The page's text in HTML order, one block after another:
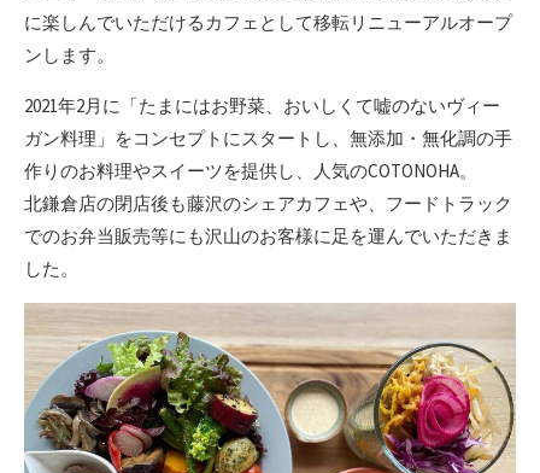
に楽しんでいただけるカフェとして移転リニューアルオープ
ンします。
2021年2月に「たまにはお野菜、おいしくて嘘のないヴィー
ガン料理」をコンセプトにスタートし、無添加・無化調の手
作りのお料理やスイーツを提供し、人気のCOTONOHA。
北鎌倉店の閉店後も藤沢のシェアカフェや、フードトラック
でのお弁当販売等にも沢山のお客様に足を運んでいただきま
した。